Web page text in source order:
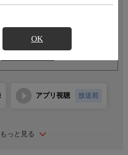
OK
オプションチャンネル(有料)のご契約が
もっと見る
アプリ視聴 放送前